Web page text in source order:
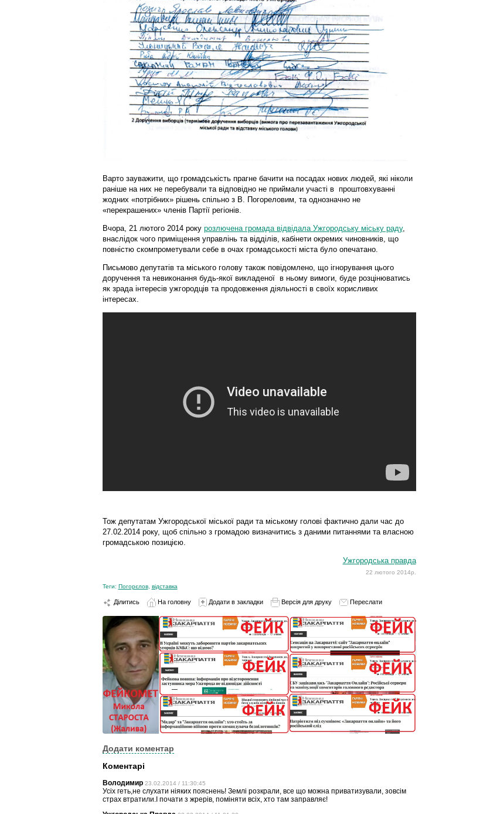
Варто зауважити, що громадськість прагне бачити на посадах нових людей, які ніколи
раніше на них не перебували та відповідно не приймали участі в проштовхуванні
жодних «потрібних» рішень спільно з В. Погореловим, та однозначно не
«перекрашених» членів Партії регіонів.
Вчора, 21 лютого 2014 року розлючена громада відвідала Ужгородську міську раду,
внаслідок чого приміщення управлінь та відділів, кабінети окремих чиновників, що
повністю скомпрометували себе в очах громадськості міста було опечатано.
Письмово депутатів та міського голову також повідомлено, що ігнорування цього
доручення та невиконання будь-якої викладеної в ньому вимоги, буде розцінюватись
як зрада інтересів ужгородців та продовження діяльності в своїх корисливих
інтересах.
Тож депутатам Ужгородської міської ради та міському голові фактично дали час до
27.02.2014 року, щоб спільно з громадою визначитись з даними питаннями та власною
громадською позицією.
Ужгородська правда
22 лютого 2014р.
Теги: Погорєлов, відставка
Ділитись На головну Додати в закладки Версія для друку Переслати
Додати коментар
Коментарі
Володимир 23.02.2014 / 11:30:45
Усіх геть,не слухати ніяких пояснень! Землі розкрали, все що можна приватизували, зовсім
страх втратили.І почати з жрерів, поміняти всіх, хто там заправляє!